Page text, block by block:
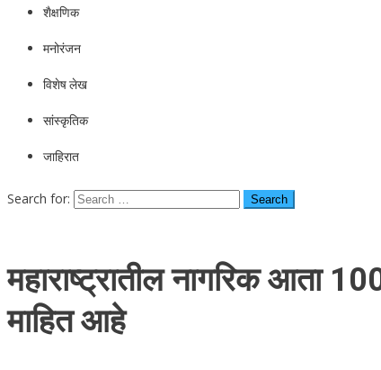
शैक्षणिक
मनोरंजन
विशेष लेख
सांस्कृतिक
जाहिरात
Search for:
महाराष्ट्रातील नागरिक आता
माहित आहे